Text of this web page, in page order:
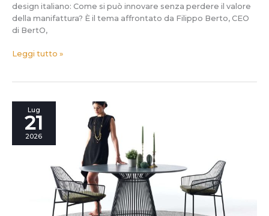
design italiano: Come si può innovare senza perdere il valore
della manifattura? È il tema affrontato da Filippo Berto, CEO
di BertO,
Leggi tutto »
Lug
21
2026
Scopri
Tavolo